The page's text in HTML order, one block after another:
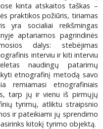
kinta atskaitos taškas –
praktikos požiūris, tiriamas
yra socialiai reikšmingas
aptariamos pagrindinės
dalys: stebėjimas
interviu ir kiti interviu
naudingų patarimų
etnografinį metodą savo
remiamasi etnografiniais
tarp jų ir vienu iš pirmųjų
tyrimų, atliktu straipsnio
ir pateikiami jų sprendimo
kitokį tyrimo objektą.